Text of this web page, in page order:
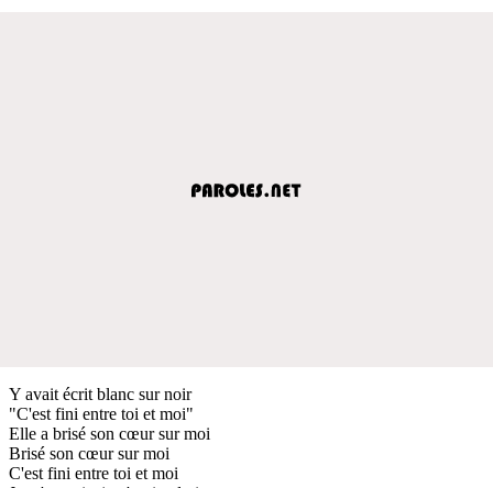
Y avait écrit blanc sur noir
"C'est fini entre toi et moi"
Elle a brisé son cœur sur moi
Brisé son cœur sur moi
C'est fini entre toi et moi